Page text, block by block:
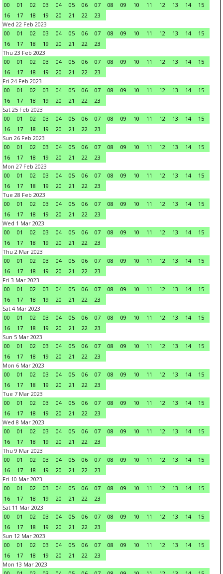
00
01 02 03 04 05 06 07 08 09 10 11 12 13 14
15
16
17 18 19 20 21 22
23
Wed 22 Feb 2023
00
01 02 03 04 05 06 07 08 09 10 11 12 13 14
15
16
17 18 19 20 21 22
23
Thu 23 Feb 2023
00
01 02 03 04 05 06 07 08 09 10 11 12 13 14
15
16
17 18 19 20 21 22
23
Fri 24 Feb 2023
00
01 02 03 04 05 06 07 08 09 10 11 12 13 14
15
16
17 18 19 20 21 22
23
Sat 25 Feb 2023
00
01 02 03 04 05 06 07 08 09 10 11 12 13 14
15
16
17 18 19 20 21 22
23
Sun 26 Feb 2023
00
01 02 03 04 05 06 07 08 09 10 11 12 13 14
15
16
17 18 19 20 21 22
23
Mon 27 Feb 2023
00
01 02 03 04 05 06 07 08 09 10 11 12 13 14
15
16
17 18 19 20 21 22
23
Tue 28 Feb 2023
00
01 02 03 04 05 06 07 08 09 10 11 12 13 14
15
16
17 18 19 20 21 22
23
Wed 1 Mar 2023
00
01 02 03 04 05 06 07 08 09 10 11 12 13 14
15
16
17 18 19 20 21 22
23
Thu 2 Mar 2023
00
01 02 03 04 05 06 07 08 09 10 11 12 13 14
15
16
17 18 19 20 21 22
23
Fri 3 Mar 2023
00
01 02 03 04 05 06 07 08 09 10 11 12 13 14
15
16
17 18 19 20 21 22
23
Sat 4 Mar 2023
00
01 02 03 04 05 06 07 08 09 10 11 12 13 14
15
16
17 18 19 20 21 22
23
Sun 5 Mar 2023
00
01 02 03 04 05 06 07 08 09 10 11 12 13 14
15
16
17 18 19 20 21 22
23
Mon 6 Mar 2023
00
01 02 03 04 05 06 07 08 09 10 11 12 13 14
15
16
17 18 19 20 21 22
23
Tue 7 Mar 2023
00
01 02 03 04 05 06 07 08 09 10 11 12 13 14
15
16
17 18 19 20 21 22
23
Wed 8 Mar 2023
00
01 02 03 04 05 06 07 08 09 10 11 12 13 14
15
16
17 18 19 20 21 22
23
Thu 9 Mar 2023
00
01 02 03 04 05 06 07 08 09 10 11 12 13 14
15
16
17 18 19 20 21 22
23
Fri 10 Mar 2023
00
01 02 03 04 05 06 07 08 09 10 11 12 13 14
15
16
17 18 19 20 21 22
23
Sat 11 Mar 2023
00
01 02 03 04 05 06 07 08 09 10 11 12 13 14
15
16
17 18 19 20 21 22
23
Sun 12 Mar 2023
00
01 02 03 04 05 06 07 08 09 10 11 12 13 14
15
16
17 18 19 20 21 22
23
Mon 13 Mar 2023